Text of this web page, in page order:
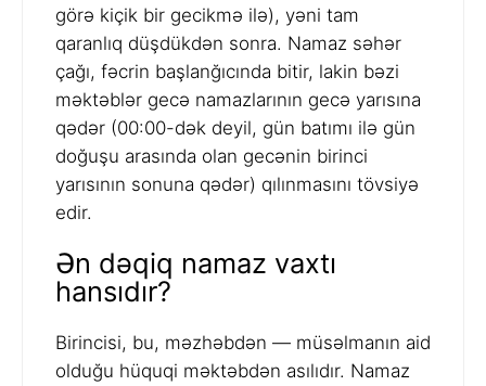
görə kiçik bir gecikmə ilə), yəni tam
qaranlıq düşdükdən sonra. Namaz səhər
çağı, fəcrin başlanğıcında bitir, lakin bəzi
məktəblər gecə namazlarının gecə yarısına
qədər (00:00-dək deyil, gün batımı ilə gün
doğuşu arasında olan gecənin birinci
yarısının sonuna qədər) qılınmasını tövsiyə
edir.
Ən dəqiq namaz vaxtı
hansıdır?
Birincisi, bu, məzhəbdən — müsəlmanın aid
olduğu hüquqi məktəbdən asılıdır. Namaz